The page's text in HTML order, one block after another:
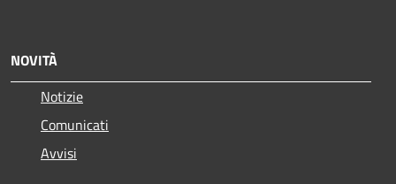
NOVITÀ
Notizie
Comunicati
Avvisi